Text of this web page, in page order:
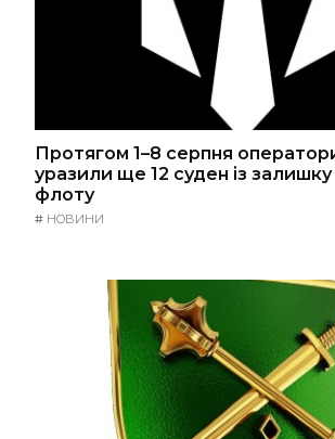
Протягом 1–8 серпня
уразили ще 12 суден із залишку
флоту
# НОВИНИ